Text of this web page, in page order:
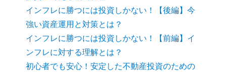
インフレに勝つには投資しかない！【後編】今
強い資産運用と対策とは？
インフレに勝つには投資しかない！【前編】イ
ンフレに対する理解とは？
初心者でも安心！安定した不動産投資のための